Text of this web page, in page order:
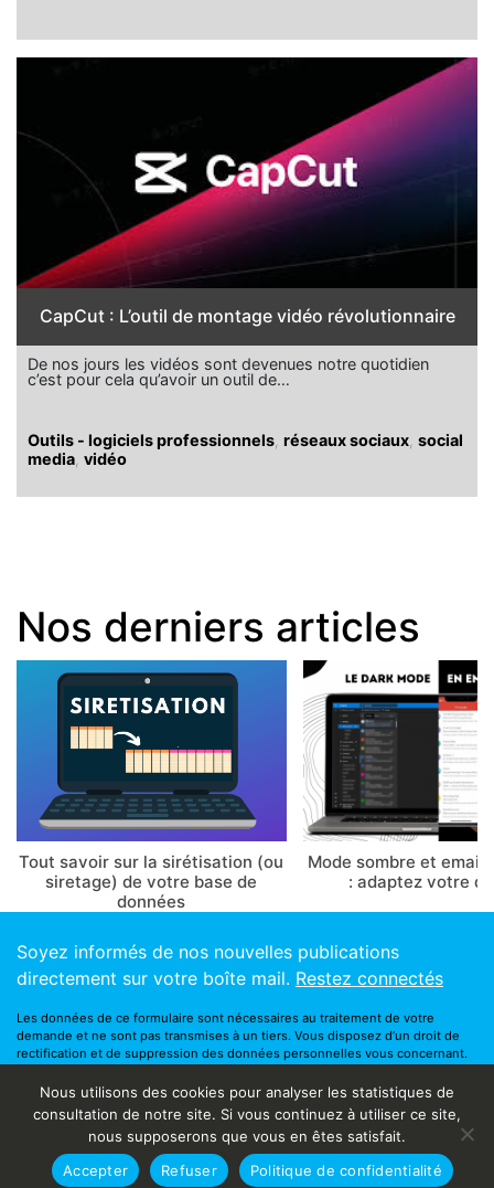
CapCut : L’outil de montage vidéo révolutionnaire
De nos jours les vidéos sont devenues notre quotidien
c’est pour cela qu’avoir un outil de…
Outils - logiciels professionnels réseaux sociaux social
media vidéo
Nos derniers articles
Tout savoir sur la sirétisation (ou
siretage) de votre base de
données
Mode sombre et email
: adaptez votre
Soyez informés de nos nouvelles publications
directement sur votre boîte mail. Restez connectés
Les données de ce formulaire sont nécessaires au traitement de votre
demande et ne sont pas transmises à un tiers. Vous disposez d’un droit de
rectification et de suppression des données personnelles vous concernant.
responsable de la protection des données via ceformulaire.
©2018Happy Beez
Qui sommes nous
Mentions légales
Nous utilisons des cookies pour analyser les statistiques de
consultation de notre site. Si vous continuez à utiliser ce site,
nous supposerons que vous en êtes satisfait.
Accepter
Refuser Politique de confidentialité